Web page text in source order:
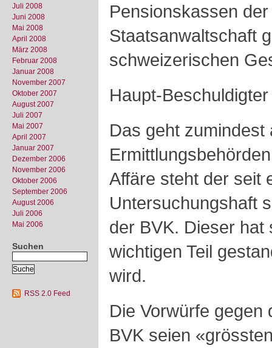
Juli 2008
Juni 2008
Mai 2008
April 2008
März 2008
Februar 2008
Januar 2008
November 2007
Oktober 2007
August 2007
Juli 2007
Mai 2007
April 2007
Januar 2007
Dezember 2006
November 2006
Oktober 2006
September 2006
August 2006
Juli 2006
Mai 2006
Suchen
RSS 2.0 Feed
Pensionskassen
Staatsanwaltschaft
schweizerischen
Haupt-
Das geht
Affäre steht der seit
Untersuchungshaft
der BVK. Dieser hat
wichtigen Teil
wird.
Die Vorwürfe gegen
BVK seien